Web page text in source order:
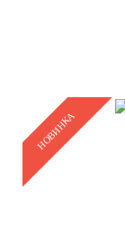
НОВИНКА